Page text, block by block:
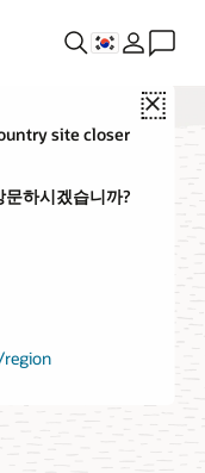
Close
site closer
문하시겠습니까?
region
및